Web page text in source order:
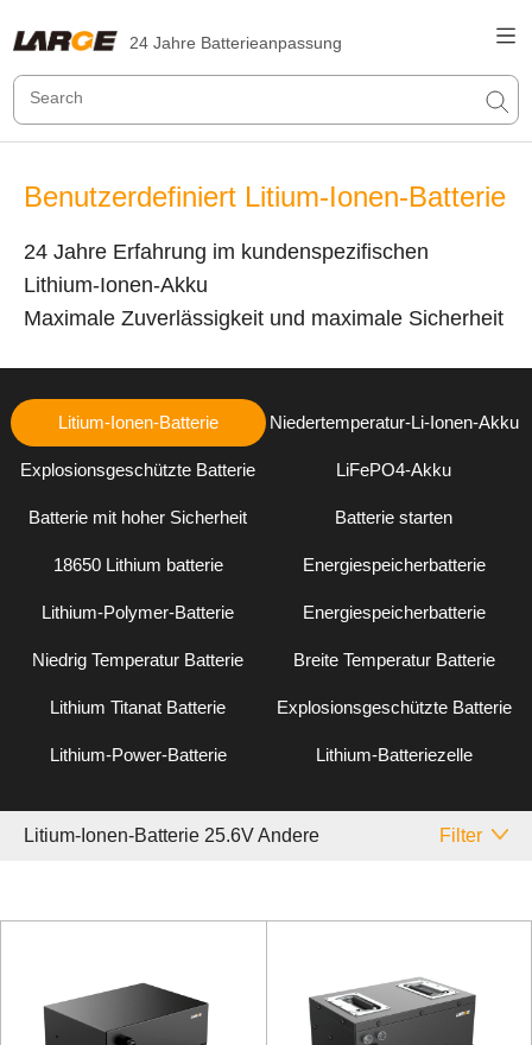
24 Jahre Batterieanpassung
Benutzerdefiniert Litium-Ionen-Batterie
24 Jahre Erfahrung im kundenspezifischen
Lithium-Ionen-Akku
Maximale Zuverlässigkeit und maximale Sicherheit
Litium-Ionen-Batterie Niedertemperatur-Li-Ionen-Akku
Explosionsgeschützte Batterie LiFePO4-Akku
Batterie mit hoher Sicherheit Batterie starten
18650 Lithium batterie Energiespeicherbatterie
Lithium-Polymer-Batterie Energiespeicherbatterie
Niedrig Temperatur Batterie Breite Temperatur Batterie
Lithium Titanat Batterie Explosionsgeschützte Batterie
Lithium-Power-Batterie Lithium-Batteriezelle
Litium-Ionen-Batterie 25.6V Andere Filter